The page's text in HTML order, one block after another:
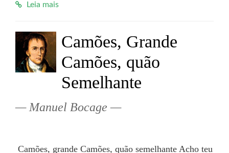
Leia mais
Camões, Grande
Camões, quão
Semelhante
Manuel Bocage